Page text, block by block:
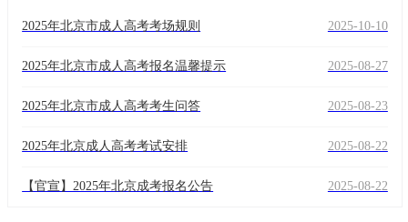
2025年北京市成人高考考场规则 2025-10-10
2025年北京市成人高考报名温馨提示 2025-08-27
2025年北京市成人高考考生问答 2025-08-23
2025年北京成人高考考试安排 2025-08-22
【官宣】2025年北京成考报名公告 2025-08-22